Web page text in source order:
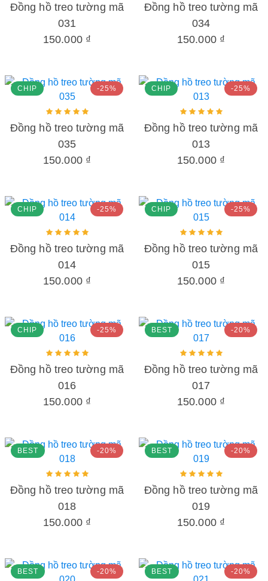
Đồng hồ treo tường mã
031
150.000 ₫
Đồng hồ treo tường mã
034
150.000 ₫
CHIP -25%
Đồng hồ treo tường mã
035
150.000 ₫
CHIP -25%
Đồng hồ treo tường mã
013
150.000 ₫
CHIP -25%
Đồng hồ treo tường mã
014
150.000 ₫
CHIP -25%
Đồng hồ treo tường mã
015
150.000 ₫
CHIP -25%
Đồng hồ treo tường mã
016
150.000 ₫
BEST -20%
Đồng hồ treo tường mã
017
150.000 ₫
BEST -20%
Đồng hồ treo tường mã
018
150.000 ₫
BEST -20%
Đồng hồ treo tường mã
019
150.000 ₫
BEST -20% BEST -20%